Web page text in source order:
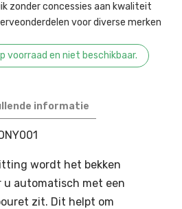
zonder concessies aan kwaliteit
voor diverse merken
voorraad en niet beschikbaar.
informatie
wordt het bekken
u automatisch met een
zit. Dit helpt om